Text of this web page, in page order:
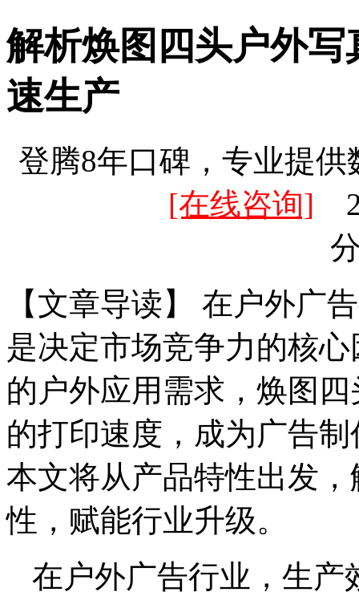
解析焕图四头户外
速生产
登腾8年口碑，专业提
[在线咨询]
【文章导读】 在户外广
是决定市场竞争力的核
的户外应用需求，焕图
的打印速度，成为广告
本文将从产品特性出发
性，赋能行业升级。
在户外广告行业，生产